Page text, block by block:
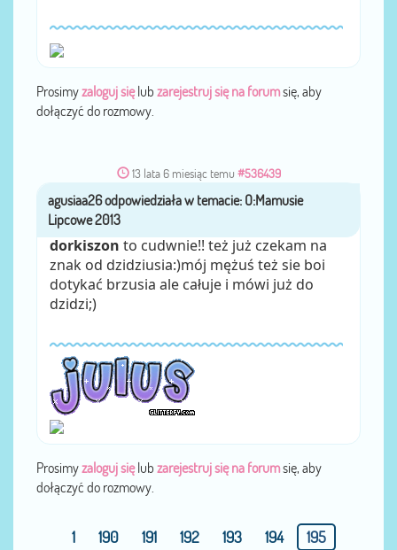
Prosimyzaloguj sięlub zarejestruj się na forumsię, aby
dołączyć do rozmowy.
13 lata 6 miesiąc temu #536439
przezagusiaa26
dorkiszon to cudwnie!! też już czekam na
znak od dzidziusia:)mój mężuś też sie boi
dotykać brzusia ale całuje i mówi już do
dzidzi;)
Prosimyzaloguj sięlub zarejestruj się na forumsię, aby
dołączyć do rozmowy.
1 190 191 192 193 194
195